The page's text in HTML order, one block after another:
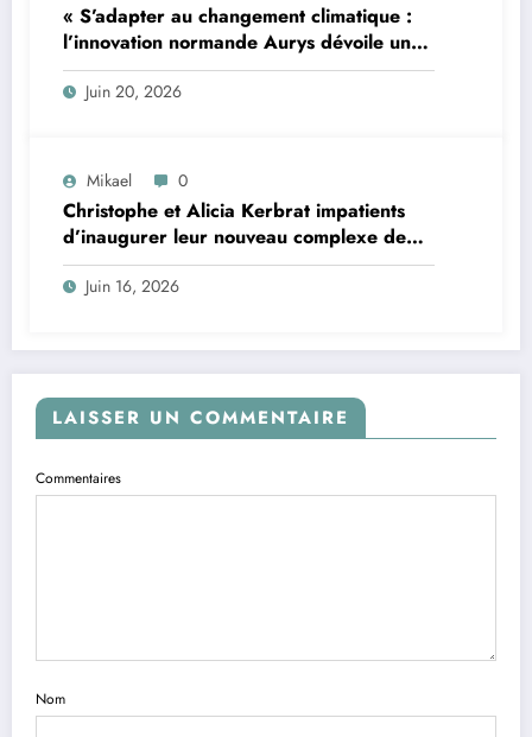
« S’adapter au changement climatique :
l’innovation normande Aurys dévoile un
véhicule révolutionnaire »
Juin 20, 2026
Mikael 0
Christophe et Alicia Kerbrat impatients
d’inaugurer leur nouveau complexe de
padel à Plourin-lès-Morlaix
Juin 16, 2026
LAISSER UN COMMENTAIRE
Commentaires
Nom